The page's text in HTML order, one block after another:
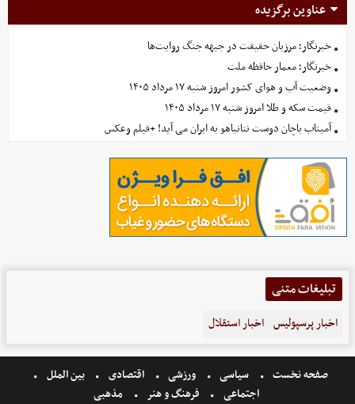
عناوین برگزیده
خبرنگار؛ مرزبان حقیقت در جبهه جنگ روایت‌ها
خبرنگار؛ معمار حافظه ملت
وضعیت آب و هوای کشور امروز شنبه ۱۷ مرداد ۱۴۰۵
قیمت سکه و طلا امروز شنبه ۱۷ مرداد ۱۴۰۵
آمیتاب باچان دوست نتانیاهو به ایران می آید! +فیلم وعکس
تبلیغات متنی
اخبار پرسپولیس اخبار استقلال
صفحه نخست سیاسی ورزشی اقتصادی
بین الملل
اجتماعی
فرهنگ و هنر مذهبی